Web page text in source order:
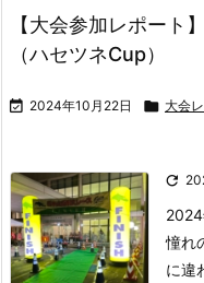
【大会参加レポート
（ハセツネCup）
 2024年10月22日  大会

2024
憧れ
に違